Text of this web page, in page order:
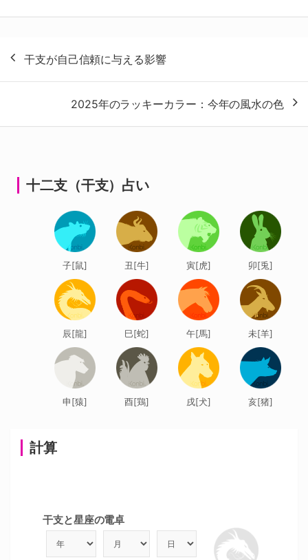
稿
ナ
ゲ
干支が自己信頼に与える影響
2025年のラッキーカラー：今年の風水の色
計算
干支と星座の電卓
十二支（干支）占い
子[鼠] 丑[牛] 寅[虎] 卯[兎]
辰[龍] 巳[蛇] 午[馬] 未[羊]
申[猿] 酉[鶏] 戌[犬] 亥[猪]